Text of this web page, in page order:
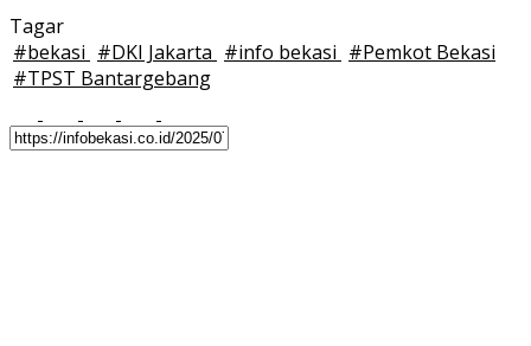
Tagar
#bekasi #DKI Jakarta #info bekasi #Pemkot Bekasi
#TPST Bantargebang